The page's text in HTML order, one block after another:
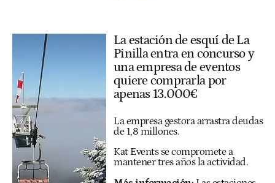
La estación de esquí de La
Pinilla entra en concurso y
una empresa de eventos
quiere comprarla por
apenas 13.000€
La empresa gestora arrastra deudas
de 1,8 millones.
Kat Events se compromete a
mantener tres años la actividad.